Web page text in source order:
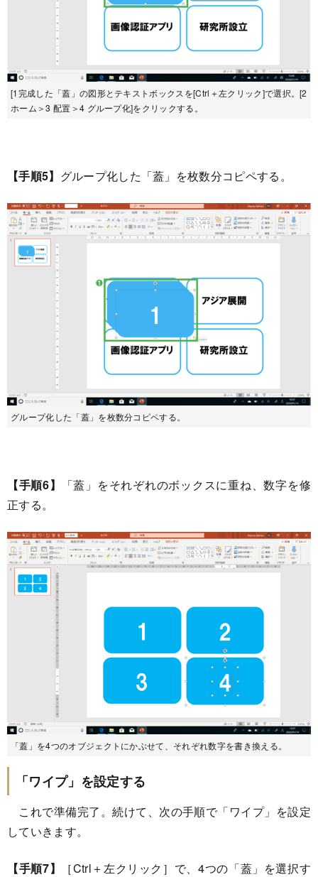
[1完成した「蓋」の図形とテキストボックスを[Ctrl＋左クリック]で選択。[2
ホーム＞3 配置＞4 グループ化]をクリックする。
【手順5】 グループ化した「蓋」を枚数分コピペする。
グループ化した「蓋」を枚数分コピペする。
【手順6】
「蓋」をそれぞれのボックスに重ね、数字を修
正する。
「蓋」を4つのオブジェクトにかぶせて、それぞれ数字を書き換える。
「ワイプ」を設定する
これで準備完了。続けて、次の手順で「ワイプ」を設定
していきます。
【手順7】
［Ctrl＋左クリック］で、4つの「蓋」を選択す